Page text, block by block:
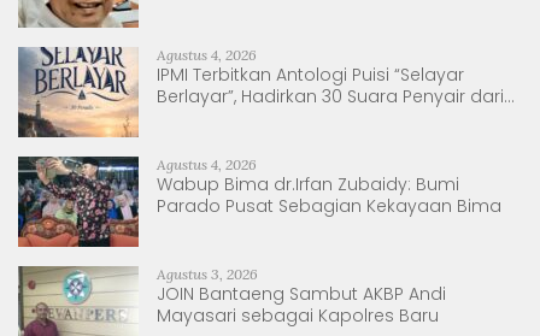
Agustus 4, 2026
IPMI Terbitkan Antologi Puisi “Selayar
Berlayar”, Hadirkan 30 Suara Penyair dari
Agustus 4, 2026
Wabup Bima dr.Irfan Zubaidy: Bumi
Parado Pusat Sebagian Kekayaan Bima
Agustus 3, 2026
JOIN Bantaeng Sambut AKBP Andi
Mayasari sebagai Kapolres Baru